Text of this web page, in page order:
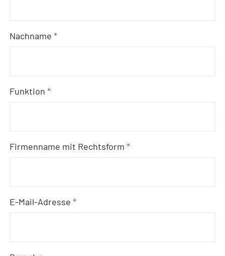
Nachname*
Funktion*
Firmenname mit Rechtsform*
E-Mail-Adresse*